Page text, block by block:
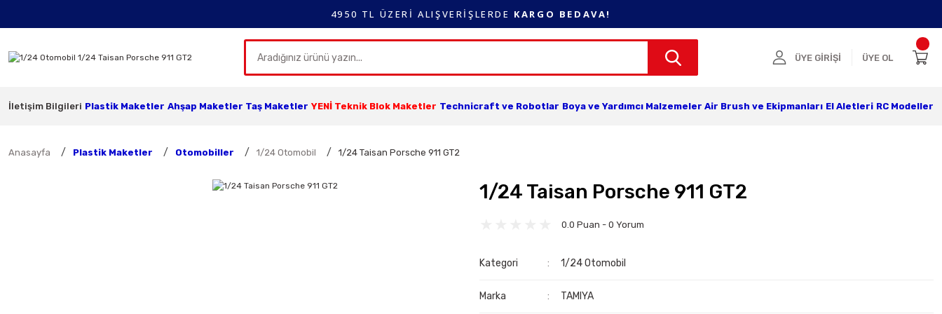
4950 TL ÜZERİ ALIŞVERİŞLERDE KARGO BEDAVA!
ÜYE GİRİŞİ ÜYE OL
İletişim Bilgileri Plastik Maketler Ahşap Maketler Taş Maketler YENİ Teknik Blok Maketler Technicraft ve Robotlar Boya ve Yardımcı Malzemeler Air Brush ve Ekipmanları El Aletleri RC Modeller
Anasayfa Plastik Maketler Otomobiller 1/24 Otomobil 1/24 Taisan Porsche 911 GT2
1/24 Taisan Porsche 911 GT2
0.0 Puan - 0 Yorum
Kategori 1/24 Otomobil
Marka TAMIYA